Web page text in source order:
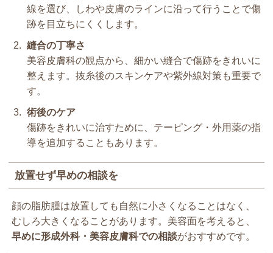
線を選び、しわや皮膚のラインに沿って行うことで傷
跡を目立ちにくくします。
縫合の丁寧さ
美容皮膚科の観点から、細かい縫合で傷跡をきれいに
整えます。抜糸後のスキンケアや紫外線対策も重要で
す。
術後のケア
傷跡をきれいに治すために、テーピング・外用薬の指
導を追加することもあります。
放置せず早めの相談を
顔の脂肪腫は放置しても自然に小さくなることはなく、
むしろ大きくなることがあります。美容面を考えると、
早めに形成外科・美容皮膚科での相談がおすすめです。